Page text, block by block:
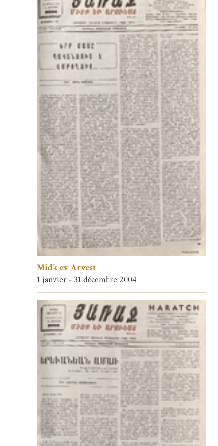
Midk ev Arvest
1 janvier - 31 décembre 2004